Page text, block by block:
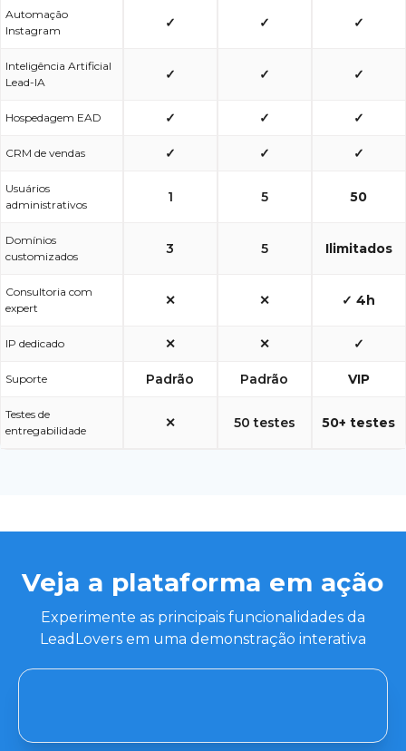
Automação
Instagram
✓ ✓ ✓
Inteligência Artificial
Lead-IA
✓ ✓ ✓
Hospedagem EAD ✓ ✓ ✓
CRM de vendas ✓ ✓ ✓
Usuários
administrativos
1 5 50
Domínios
customizados
3 5 Ilimitados
Consultoria com
expert
✕ ✕ ✓ 4h
IP dedicado ✕ ✕ ✓
Suporte Padrão Padrão VIP
Testes de
entregabilidade
✕ 50 testes 50+ testes
Veja a plataforma em ação
Experimente as principais funcionalidades da
LeadLovers em uma demonstração interativa